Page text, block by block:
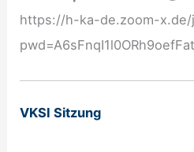
https://h-ka-de.zoom-x.de/
VKSI Sitzung
u
n
g